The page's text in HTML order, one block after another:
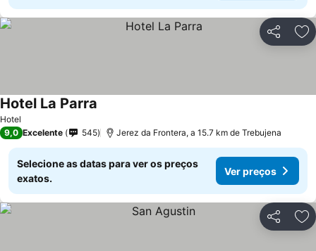
Partilhar
Hotel
Hotel La Parra
9,0 Excelente 545 Jerez da Frontera, a 15.7 km de Trebujena
Selecione as datas para ver os preços
exatos.
Ver preços
Partilhar